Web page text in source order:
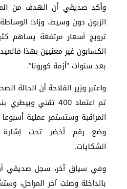
وأكد صديقي أن الهدف من
الزبون دون وسيط، وزاد:
ترويج أسعار مرتفعة يساهم
الكسابون غير معنيين بهذا
بعد سنوات “أزمة كورونا”.
واعتبر وزير الفلاحة أن الحالة
تم اعتماد 400 تقني
المراقبة وستستمر عملية
وضع رقم أخضر تحت إشارة
الشكايات.
وفي سياق آخر، سجل صديقي
بالداخلة وصلت آخر المراحل،